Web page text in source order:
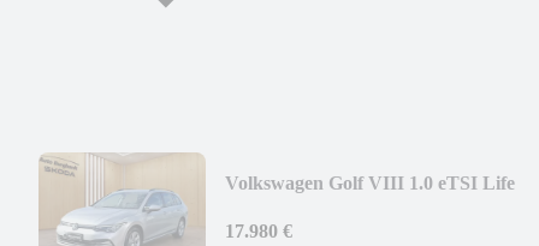
Volkswagen Golf VIII 1.0 eTSI Life
17.980 €